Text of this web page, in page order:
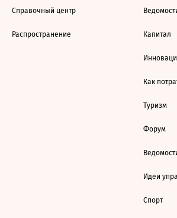
Справочный центр
Распространение Капитал
Как
Туризм
Форум
Идеи
Спорт